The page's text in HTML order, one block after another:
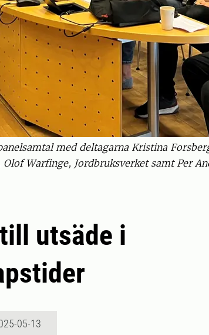
med deltagarna Kristina
Warfinge, Jordbruksverket samt Per
utsäde i
05-13